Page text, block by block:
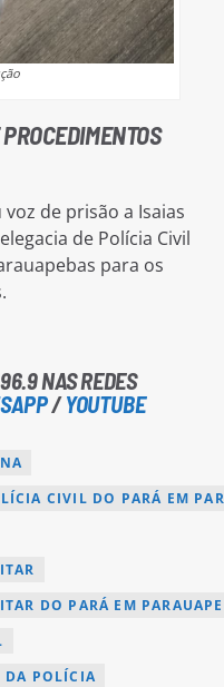
de prisão a Isaias
de Polícia Civil
para os
NAS REDES
/YOUTUBE
CIVIL DO PARÁ EM
DO PARÁ EM
DA POLÍCIA